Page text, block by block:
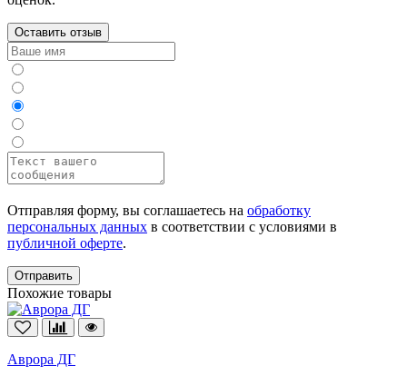
Оставить отзыв
Отправляя форму, вы соглашаетесь на обработку
персональных данных в соответствии с условиями в
публичной оферте.
Отправить
Похожие товары
Аврора ДГ